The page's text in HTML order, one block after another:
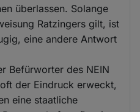
überlassen. Solange
Ratzingers gilt, ist
eine andere Antwort
Befürworter des NEIN
der Eindruck erweckt,
eine staatliche